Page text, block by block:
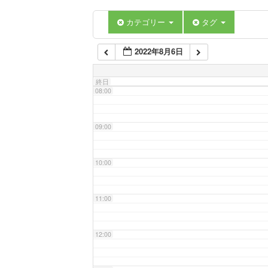
カテゴリー タグ
2022年8月6日
終日
07:00
08:00
09:00
10:00
11:00
12:00